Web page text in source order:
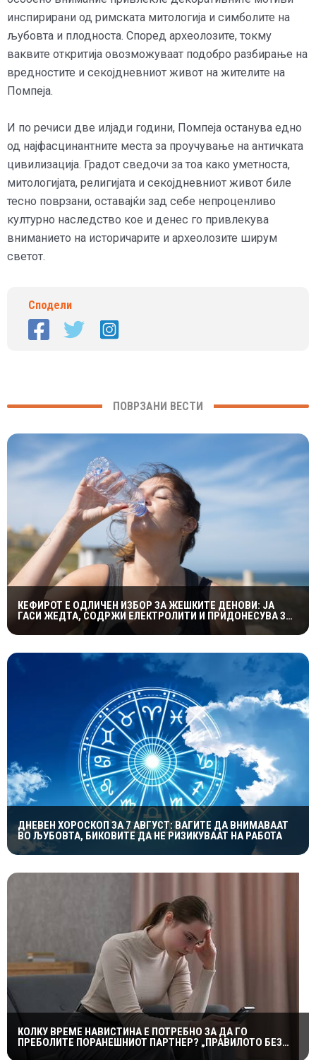
инспирирани од римската митологија и симболите на
љубовта и плодноста. Според археолозите, токму
ваквите откритија овозможуваат подобро разбирање на
вредностите и секојдневниот живот на жителите на
Помпеја.
И по речиси две илјади години, Помпеја останува едно
од најфасцинантните места за проучување на античката
цивилизација. Градот сведочи за тоа како уметноста,
митологијата, религијата и секојдневниот живот биле
тесно поврзани, оставајќи зад себе непроценливо
културно наследство кое и денес го привлекува
вниманието на историчарите и археолозите ширум
светот.
Сподели
ПОВРЗАНИ ВЕСТИ
КЕФИРОТ Е ОДЛИЧЕН ИЗБОР ЗА ЖЕШКИТЕ ДЕНОВИ: ЈА
ГАСИ ЖЕДТА, СОДРЖИ ЕЛЕКТРОЛИТИ И ПРИДОНЕСУВА ЗА
ЗДРАВА ДИГЕСТИЈА
ДНЕВЕН ХОРОСКОП ЗА 7 АВГУСТ: ВАГИТЕ ДА ВНИМАВААТ
ВО ЉУБОВТА, БИКОВИТЕ ДА НЕ РИЗИКУВААТ НА РАБОТА
КОЛКУ ВРЕМЕ НАВИСТИНА Е ПОТРЕБНО ЗА ДА ГО
ПРЕБОЛИТЕ ПОРАНЕШНИОТ ПАРТНЕР? „ПРАВИЛОТО БЕЗ
КОНТАКТ“ НЕ Е МАГИЧНА ФОРМУЛА